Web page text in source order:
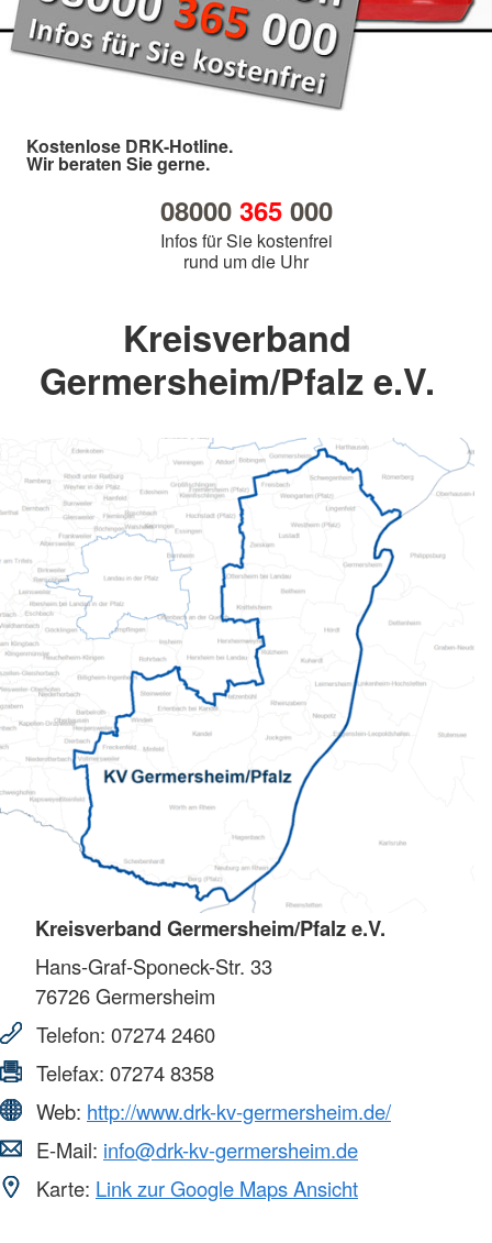
Kostenlose DRK-Hotline.
Wir beraten Sie gerne.
08000 365000
Infos für Sie kostenfrei
rund um die Uhr
Kreisverband
Germersheim/Pfalz e.V.
Kreisverband Germersheim/Pfalz e.V.
Hans-Graf-Sponeck-Str. 33
76726Germersheim
Telefon: 07274 2460
Telefax: 07274 8358
Web: http://www.drk-kv-germersheim.de/
E-Mail: info@drk-kv-germersheim.de
Karte: Link zur Google Maps Ansicht